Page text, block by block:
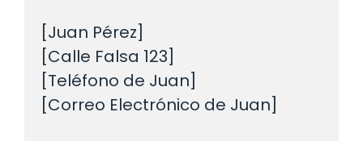
[Juan Pérez]
[Calle Falsa 123]
[Teléfono de Juan]
[Correo Electrónico de Juan]